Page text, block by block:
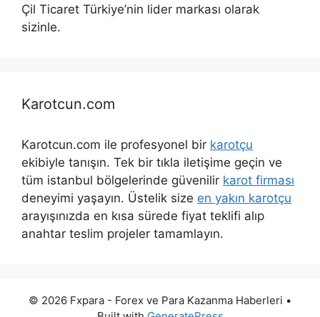
Çil Ticaret Türkiye’nin lider markası olarak
sizinle.
Karotcun.com
Karotcun.com ile profesyonel bir karotçu
ekibiyle tanışın. Tek bir tıkla iletişime geçin ve
tüm istanbul bölgelerinde güvenilir karot firması
deneyimi yaşayın. Üstelik size en yakın karotçu
arayışınızda en kısa sürede fiyat teklifi alıp
anahtar teslim projeler tamamlayın.
© 2026 Fxpara - Forex ve Para Kazanma Haberleri •